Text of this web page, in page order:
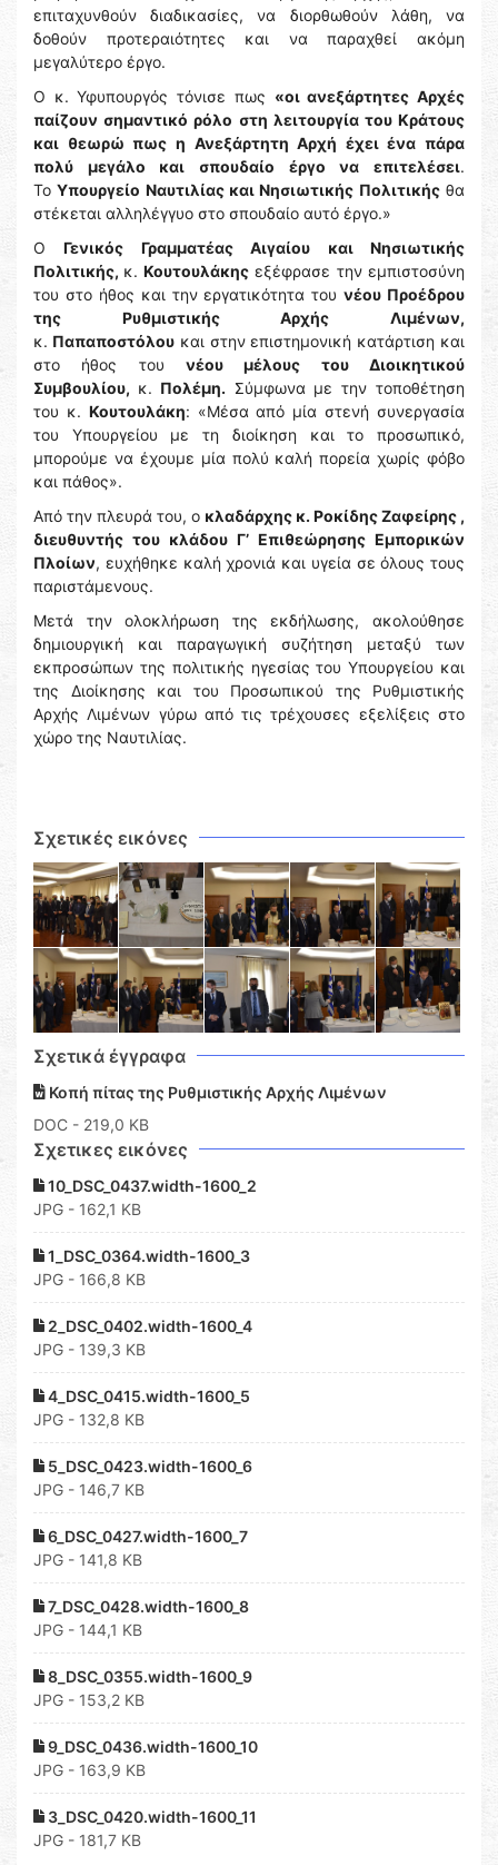
επιταχυνθούν διαδικασίες, να διορθωθούν λάθη, να
δοθούν προτεραιότητες και να παραχθεί ακόμη
μεγαλύτερο έργο.
Ο κ. Υφυπουργός τόνισε πως «οι ανεξάρτητες Αρχές
παίζουν σημαντικό ρόλο στη λειτουργία του Κράτους
και θεωρώ πως η Ανεξάρτητη Αρχή έχει ένα πάρα
πολύ μεγάλο και σπουδαίο έργο να επιτελέσει.
ΤοΥπουργείο Ναυτιλίας και Νησιωτικής Πολιτικήςθα
στέκεται αλληλέγγυο στο σπουδαίο αυτό έργο.»
ΟΓενικός Γραμματέας Αιγαίου και Νησιωτικής
Πολιτικής, κ. Κουτουλάκηςεξέφρασε την εμπιστοσύνη
του στο ήθος και την εργατικότητα τουνέου Προέδρου
της Ρυθμιστικής Αρχής Λιμένων,
κ. Παπαποστόλουκαι στην επιστημονική κατάρτιση και
στο ήθος του νέου μέλους του Διοικητικού
Συμβουλίου, κ. Πολέμη. Σύμφωνα με την τοποθέτηση
του κ. Κουτουλάκη: «Μέσα από μία στενή συνεργασία
του Υπουργείου με τη διοίκηση και το προσωπικό,
μπορούμε να έχουμε μία πολύ καλή πορεία χωρίς φόβο
και πάθος».
Από την πλευρά του, ο κλαδάρχης κ. Ροκίδης Ζαφείρης ,
διευθυντής του κλάδου Γ’ Επιθεώρησης Εμπορικών
Πλοίων, ευχήθηκε καλή χρονιά και υγεία σε όλους τους
παριστάμενους.
Μετά την ολοκλήρωση της εκδήλωσης, ακολούθησε
δημιουργική και παραγωγική συζήτηση μεταξύ των
εκπροσώπων της πολιτικής ηγεσίας του Υπουργείου και
της Διοίκησης και του Προσωπικού της Ρυθμιστικής
Αρχής Λιμένων γύρω από τις τρέχουσες εξελίξεις στο
χώρο της Ναυτιλίας.
Σχετικές εικόνες
Σχετικά έγγραφα
Κοπή πίτας της Ρυθμιστικής Αρχής Λιμένων
DOC - 219,0 KB
Σχετικες εικόνες
10_DSC_0437.width-1600_2
JPG - 162,1 KB
1_DSC_0364.width-1600_3
JPG - 166,8 KB
2_DSC_0402.width-1600_4
JPG - 139,3 KB
4_DSC_0415.width-1600_5
JPG - 132,8 KB
5_DSC_0423.width-1600_6
JPG - 146,7 KB
6_DSC_0427.width-1600_7
JPG - 141,8 KB
7_DSC_0428.width-1600_8
JPG - 144,1 KB
8_DSC_0355.width-1600_9
JPG - 153,2 KB
9_DSC_0436.width-1600_10
JPG - 163,9 KB
3_DSC_0420.width-1600_11
JPG - 181,7 KB